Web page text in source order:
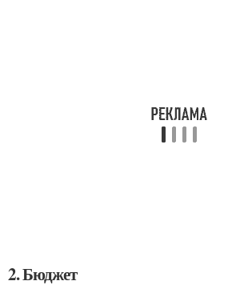
2. Бюджет